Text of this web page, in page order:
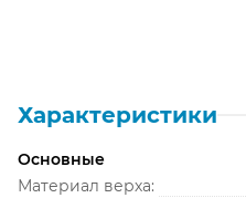
Характеристики
Основные
Материал верха: